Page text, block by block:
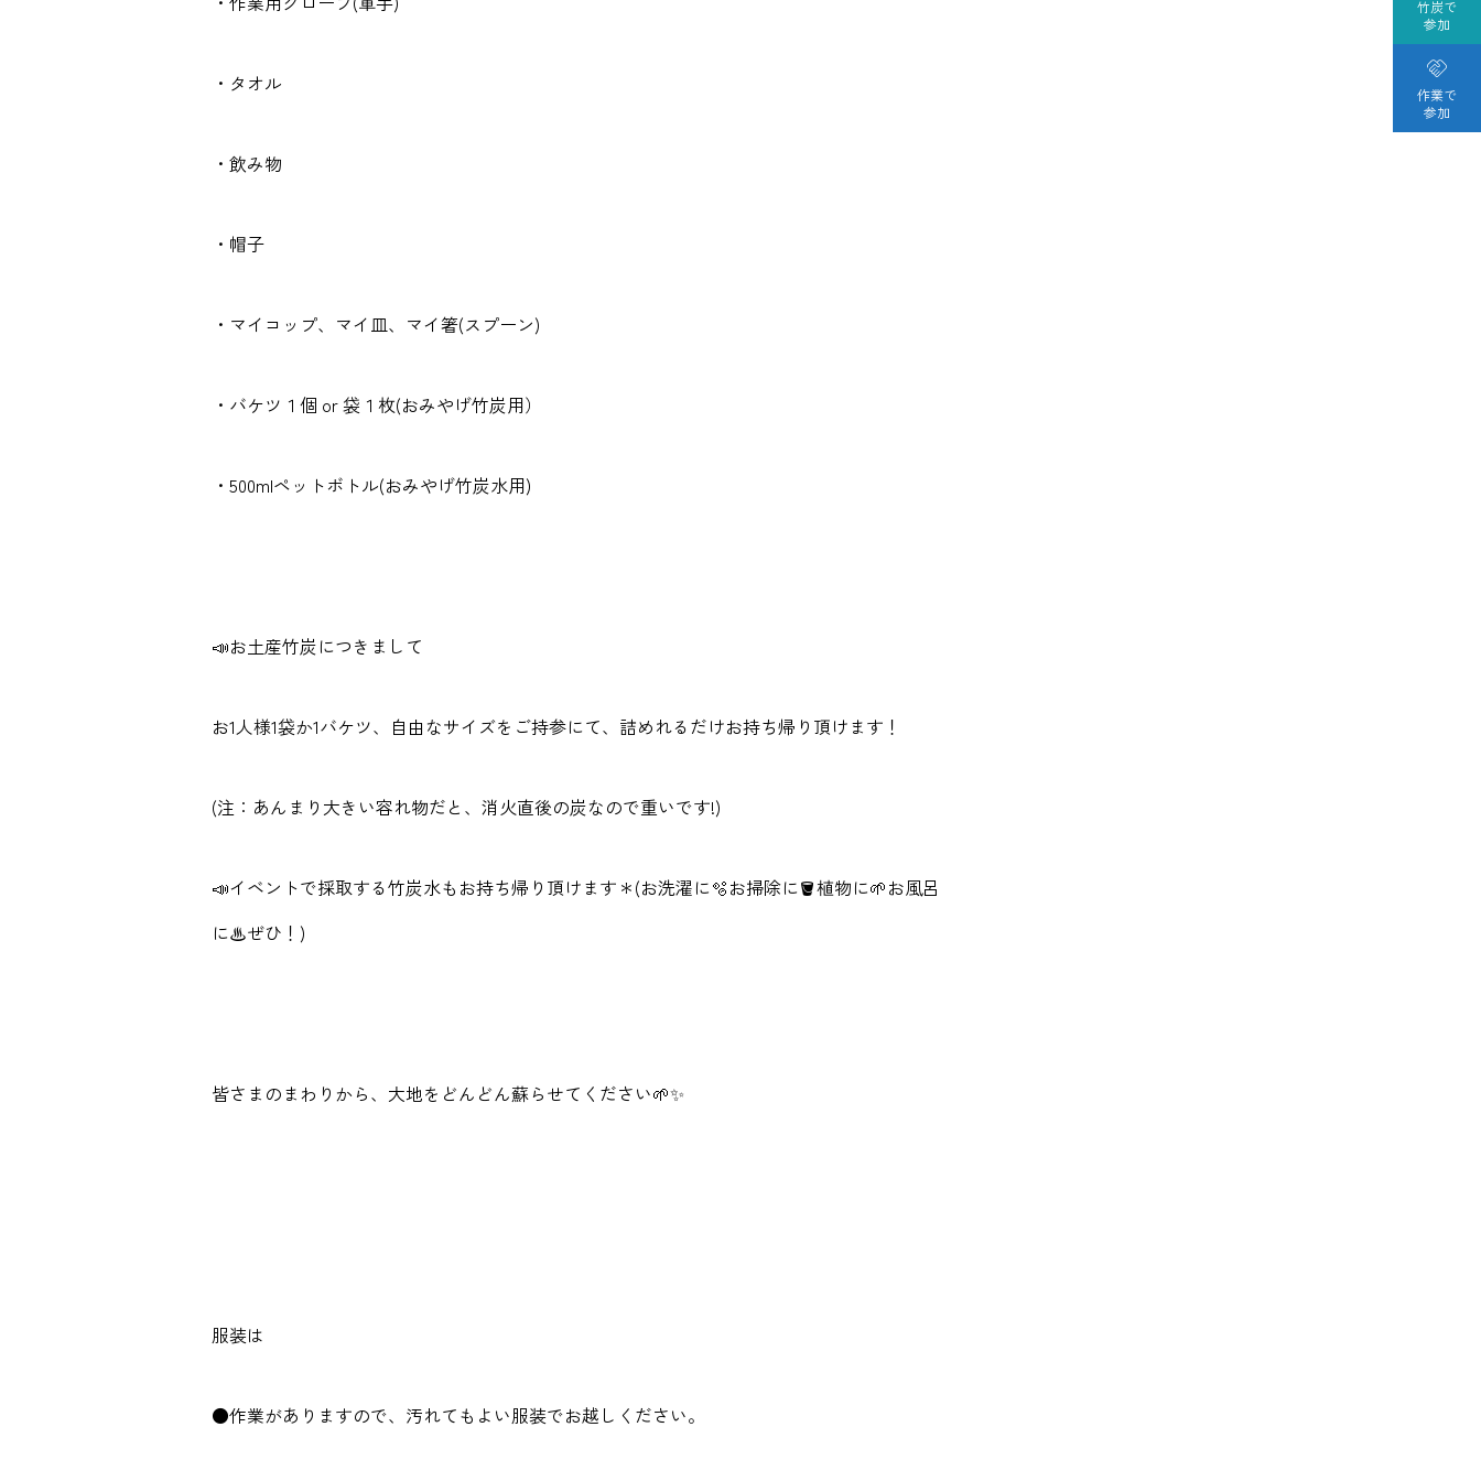
竹炭で
参加

作業で
参加
・タオル
・飲み物
・帽子
・マイコップ、マイ皿、マイ箸(スプーン)
・バケツ１個 or 袋１枚(おみやげ竹炭用）
・500mlペットボトル(おみやげ竹炭水用)
📣お土産竹炭につきまして
お1人様1袋か1バケツ、自由なサイズをご持参にて、詰めれるだけお持ち帰り頂けます！
(注：あんまり大きい容れ物だと、消火直後の炭なので重いです!)
📣イベントで採取する竹炭水もお持ち帰り頂けます＊(お洗濯に🫧お掃除に🪣植物に🌱お風呂
に♨ぜひ！)
皆さまのまわりから、大地をどんどん蘇らせてください🌱✨
服装は
●作業がありますので、汚れてもよい服装でお越しください。